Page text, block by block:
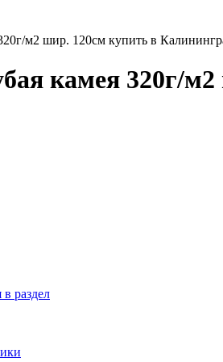
м2 шир. 120см купить в
камея 320г/